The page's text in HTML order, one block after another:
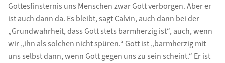
Gottesfinsternis uns Menschen zwar Gott verborgen. Aber er
ist auch dann da. Es bleibt, sagt Calvin, auch dann bei der
„Grundwahrheit, dass Gott stets barmherzig ist“, auch, wenn
wir „ihn als solchen nicht spüren.“ Gott ist „barmherzig mit
uns selbst dann, wenn Gott gegen uns zu sein scheint.“ Er ist